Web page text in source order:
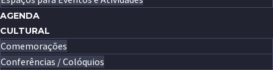
AGENDA
CULTURAL
Comemorações
Conferências / Colóquios